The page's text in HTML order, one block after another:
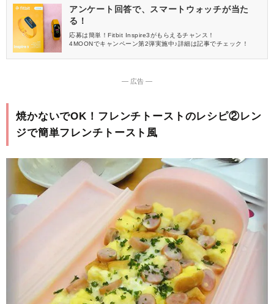
アンケート回答で、スマートウォッチが当た
る！
応募は簡単！Fitbit Inspire3がもらえるチャンス！
4MOONでキャンペーン第2弾実施中♪詳細は記事でチェック！
― 広告 ―
焼かないでOK！フレンチトーストのレシピ②レン
ジで簡単フレンチトースト風